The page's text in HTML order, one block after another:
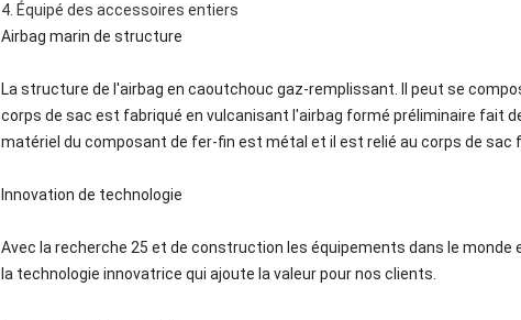
4. Équipé des accessoires entiers
Airbag marin de structure
La structure de l'airbag en caoutchouc gaz-remplissant. Il peut se
corps de sac est fabriqué en vulcanisant l'airbag formé préliminaire fait
matériel du composant de fer-fin est métal et il est relié au corps de sac
Innovation de technologie
Avec la recherche 25 et de construction les équipements dans le
la technologie innovatrice qui ajoute la valeur pour nos clients.